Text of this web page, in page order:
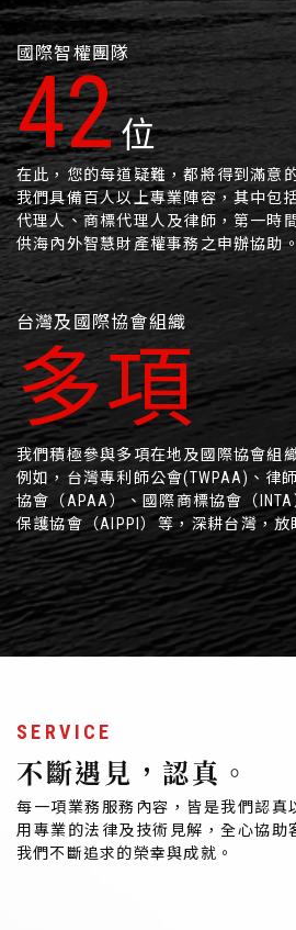
國際智權團隊
51位
在此，您的每道疑難，都將得到滿意
我們具備百人以上專業陣容，其中包
代理人、商標代理人及律師，第一時
供海內外智慧財產權事務之申辦協助。
台灣及國際協會組織
多項
我們積極參與多項在地及國際協會組
例如，台灣專利師公會(TWPAA)、律
協會（APAA）、國際商標協會（
保護協會（AIPPI）等，深耕台灣，放
SERVICE
不斷遇見，認真。
每一項業務服務內容，皆是我們認真
用專業的法律及技術見解，全心協助
我們不斷追求的榮幸與成就。